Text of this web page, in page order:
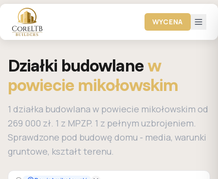
WYCENA
Działki budowlanew
powiecie mikołowskim
1 działka budowlana w powiecie mikołowskim od
269 000 zł. 1 z MPZP. 1 z pełnym uzbrojeniem.
Sprawdzone pod budowę domu - media, warunki
gruntowe, kształt terenu.